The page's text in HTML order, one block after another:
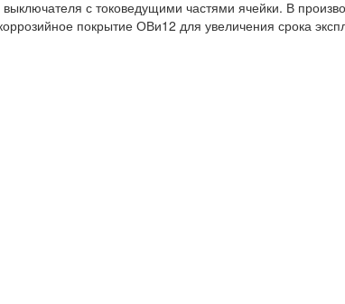
с токоведущими частями ячейки. В
покрытие ОВи12 для увеличения срока